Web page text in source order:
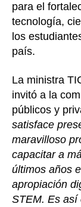
para el
tecnología,
los
país.
La ministra
invitó a la
públicos y
satisface
maravilloso
capacitar a
últimos años
apropiación
STEM. Es así